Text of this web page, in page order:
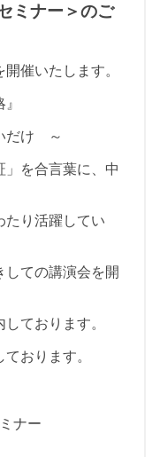
ミナー＞のご
催いたします。
だけ ～
」を合言葉に、中
たり活躍してい
ての講演会を開
ております。
おります。
ナー